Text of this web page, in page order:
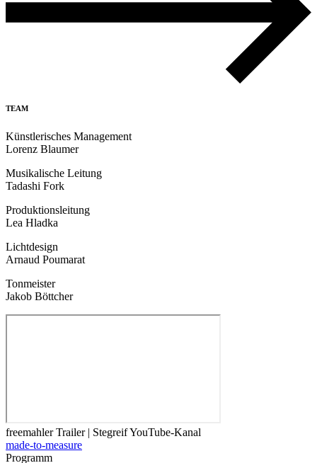
TEAM
Künstlerisches Management
Lorenz Blaumer
Musikalische Leitung
Tadashi Fork
Produktionsleitung
Lea Hladka
Lichtdesign
Arnaud Poumarat
Tonmeister
Jakob Böttcher
freemahler Trailer | Stegreif YouTube-Kanal
made-to-measure
Programm